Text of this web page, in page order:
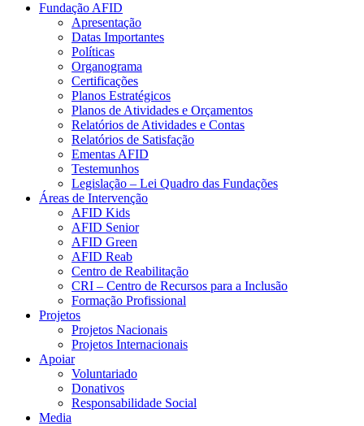
Fundação AFID
Apresentação
Datas Importantes
Políticas
Organograma
Certificações
Planos Estratégicos
Planos de Atividades e Orçamentos
Relatórios de Atividades e Contas
Relatórios de Satisfação
Ementas AFID
Testemunhos
Legislação – Lei Quadro das Fundações
Áreas de Intervenção
AFID Kids
AFID Senior
AFID Green
AFID Reab
Centro de Reabilitação
CRI – Centro de Recursos para a Inclusão
Formação Profissional
Projetos
Projetos Nacionais
Projetos Internacionais
Apoiar
Voluntariado
Donativos
Responsabilidade Social
Media